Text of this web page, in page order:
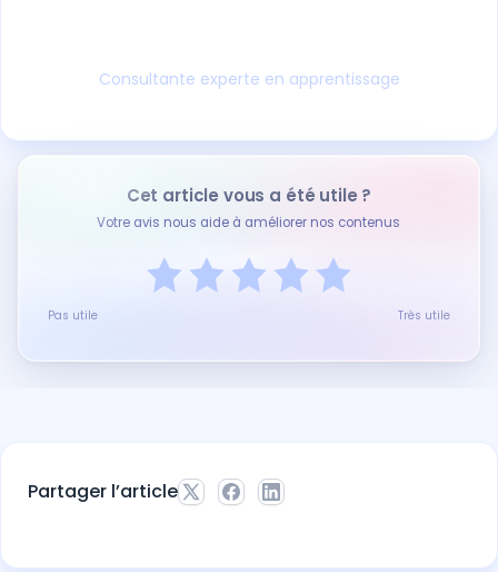
Partager l’article
Consultante experte en apprentissage
Cet article vous a été utile ?
Votre avis nous aide à améliorer nos contenus
Pas utile Très utile